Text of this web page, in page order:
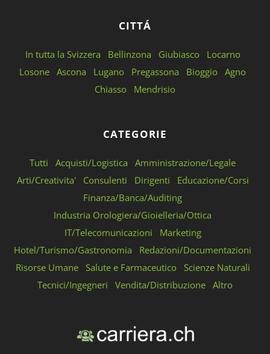
CITTÁ
In tutta la Svizzera Bellinzona Giubiasco
Locarno
Losone Ascona Lugano Pregassona Bioggio Agno
Chiasso
Mendrisio
CATEGORIE
Tutti Acquisti/Logistica
Amministrazione/Legale
Arti/Creativita'
Consulenti Dirigenti
Educazione/Corsi
Finanza/Banca/Auditing
Industria Orologiera/Gioielleria/Ottica
IT/Telecomunicazioni
Marketing
Hotel/Turismo/Gastronomia
Redazioni/Documentazioni
Risorse Umane
Salute e Farmaceutico
Scienze Naturali
Tecnici/Ingegneri
Vendita/Distribuzione Altro